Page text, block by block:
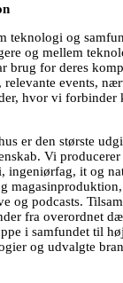
teknologi og
og mellem
brug for deres
relevante events,
hvor vi forbinder
er den største
Vi
ingeniørfag, it og
magasinproduktion,
og podcasts.
fra overordnet
i samfundet til
og udvalgte